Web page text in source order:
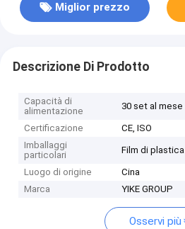
Miglior prezzo
Descrizione Di Prodotto
Capacità di
alimentazione
30 set al mese
Certificazione
CE, ISO
Imballaggi
particolari
Film di plastica
Luogo di origine
Cina
Marca
YIKE GROUP
Osservi più